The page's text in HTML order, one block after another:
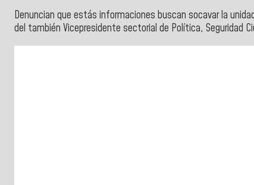
Denuncian que estás informaciones buscan socavar la
del también Vicepresidente sectorial de Política, Seguridad